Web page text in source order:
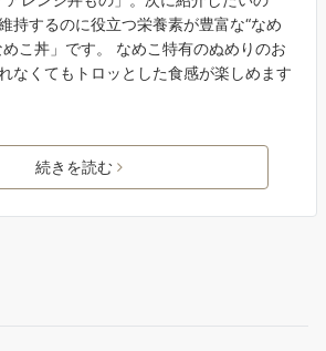
持するのに役立つ栄養素が豊富な“なめ
めこ丼」です。 なめこ特有のぬめりのお
なくてもトロッとした食感が楽しめます
続きを読む